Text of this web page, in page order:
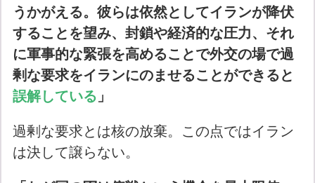
うかがえる。彼らは依然としてイランが降伏
することを望み、封鎖や経済的な圧力、それ
に軍事的な緊張を高めることで外交の場で過
剰な要求をイランにのませることができると
誤解している 」
過剰な要求とは核の放棄。この点ではイラン
は決して譲らない。